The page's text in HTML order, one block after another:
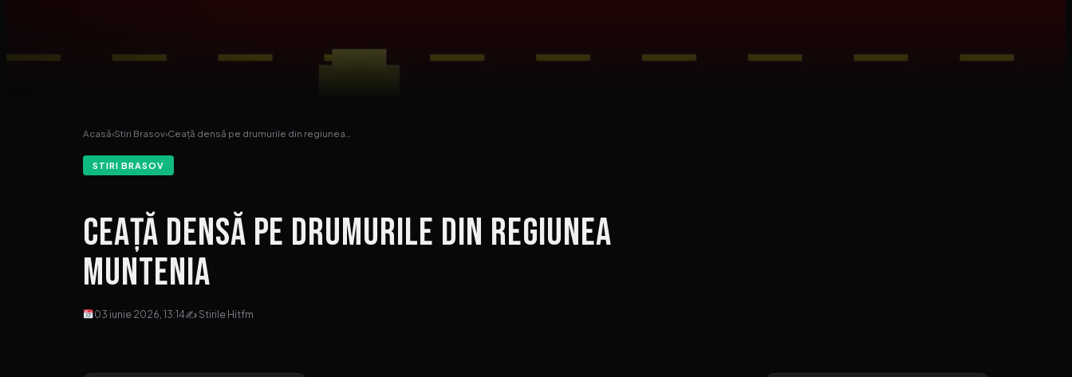
Acasă›Stiri Brasov›Ceață densă pe drumurile din regiunea…
STIRI BRASOV
Ceață densă pe drumurile din regiunea
Muntenia
03 iunie 2026, 13:14✍ Stirile Hitfm